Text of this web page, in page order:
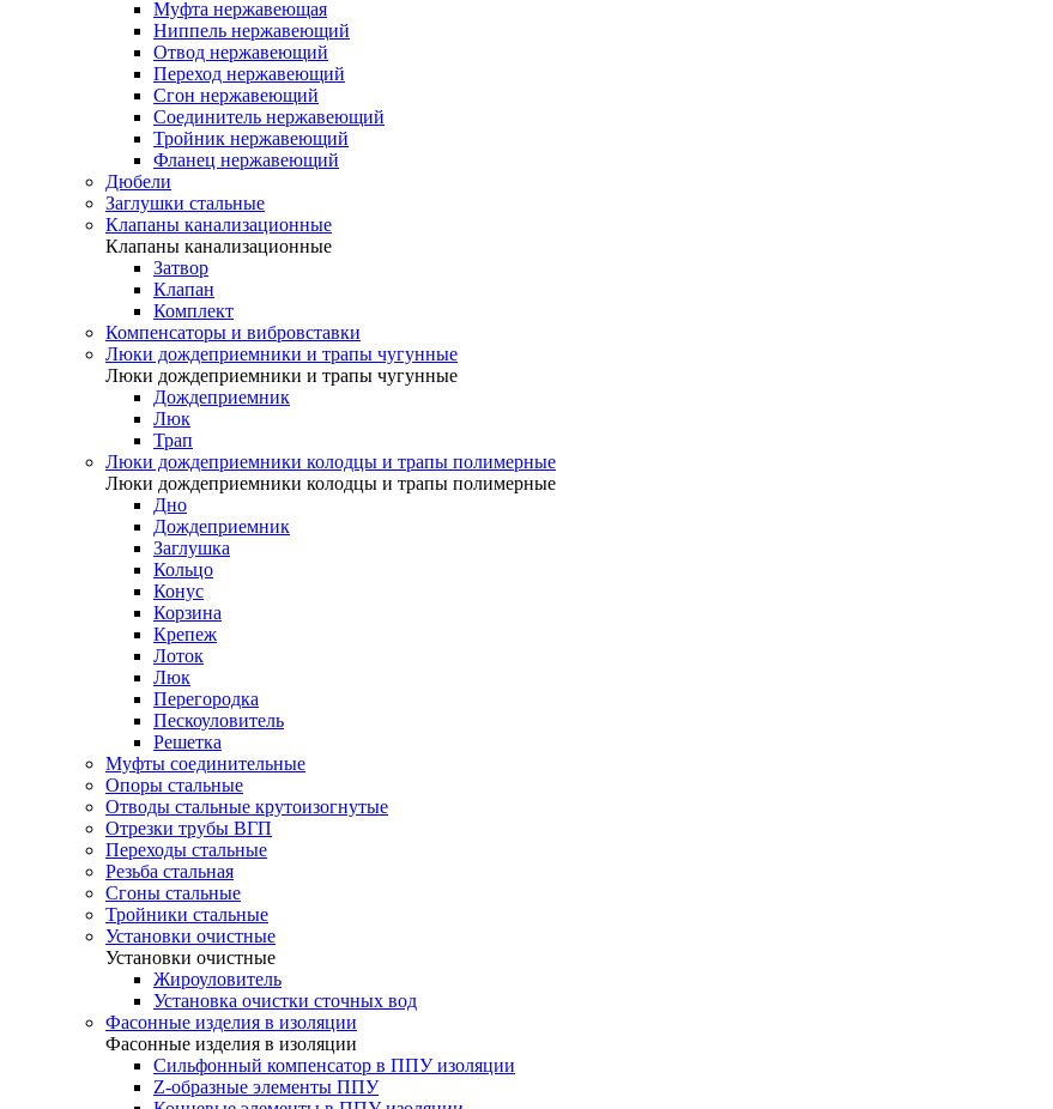
Муфта нержавеющая
Ниппель нержавеющий
Отвод нержавеющий
Переход нержавеющий
Сгон нержавеющий
Соединитель нержавеющий
Тройник нержавеющий
Фланец нержавеющий
Дюбели
Заглушки стальные
Клапаны канализационные
Клапаны канализационные
Затвор
Клапан
Комплект
Компенсаторы и вибровставки
Люки дождеприемники и трапы чугунные
Люки дождеприемники и трапы чугунные
Дождеприемник
Люк
Трап
Люки дождеприемники колодцы и трапы полимерные
Люки дождеприемники колодцы и трапы полимерные
Дно
Дождеприемник
Заглушка
Кольцо
Конус
Корзина
Крепеж
Лоток
Люк
Перегородка
Пескоуловитель
Решетка
Муфты соединительные
Опоры стальные
Отводы стальные крутоизогнутые
Отрезки трубы ВГП
Переходы стальные
Резьба стальная
Сгоны стальные
Тройники стальные
Установки очистные
Установки очистные
Жироуловитель
Установка очистки сточных вод
Фасонные изделия в изоляции
Фасонные изделия в изоляции
Cильфонный компенсатор в ППУ изоляции
Z-образные элементы ППУ